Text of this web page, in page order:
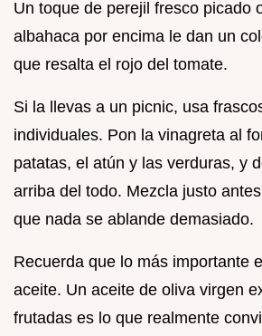
Un toque de perejil fresco picado
albahaca por encima le dan un
que resalta el rojo del tomate.
Si la llevas a un picnic, usa
individuales. Pon la vinagreta al
patatas, el atún y las verduras, y
arriba del todo. Mezcla justo
que nada se ablande demasiado.
Recuerda que lo más importante
aceite. Un aceite de oliva virgen
frutadas es lo que realmente